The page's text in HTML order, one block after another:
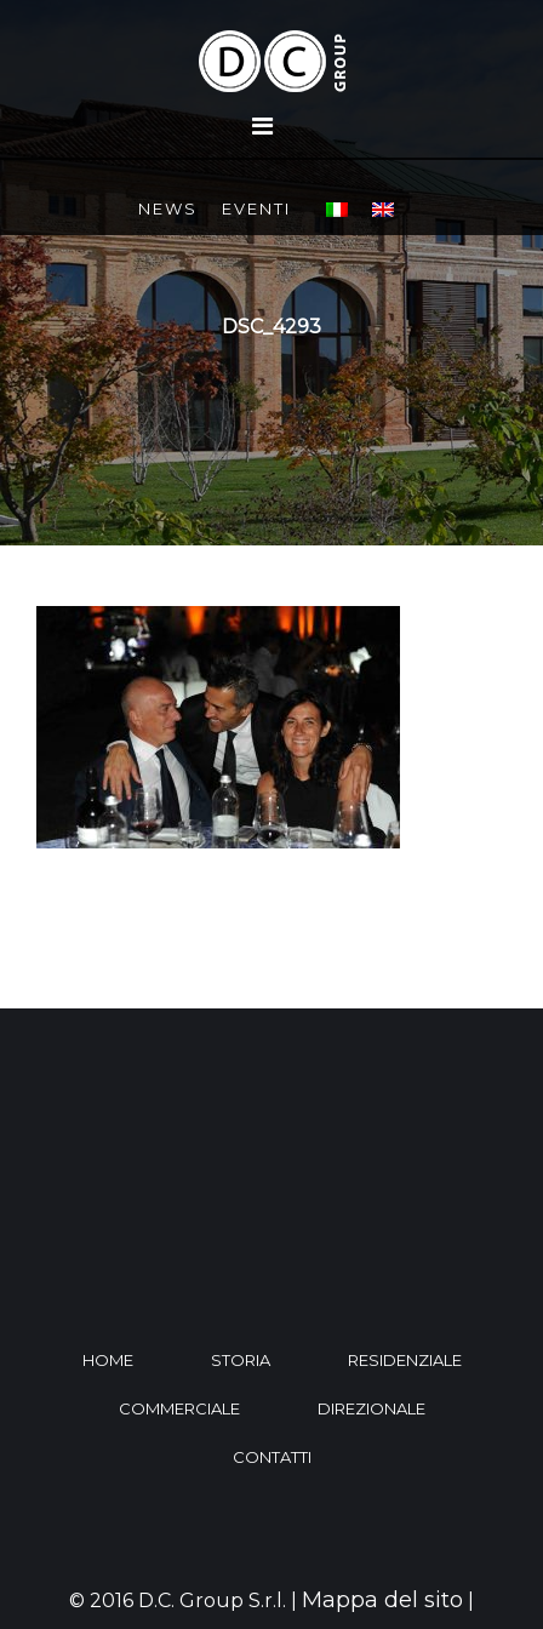
NEWS EVENTI
DSC_4293
HOME STORIA RESIDENZIALE
COMMERCIALE DIREZIONALE
CONTATTI
© 2016 D.C. Group S.r.l. | Mappa del sito